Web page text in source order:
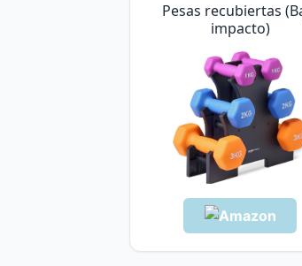
Pesas recubiertas
impacto)